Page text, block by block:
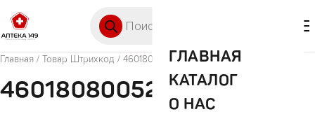
ГЛАВНАЯ
КАТАЛОГ
О НАС
Главная / Товар Штрихкод / 4601808005202
4601808005202